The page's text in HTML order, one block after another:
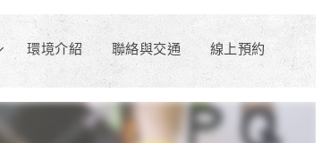
環境介紹 聯絡與交通 線上預約